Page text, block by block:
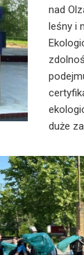
nad
leśny i
duże